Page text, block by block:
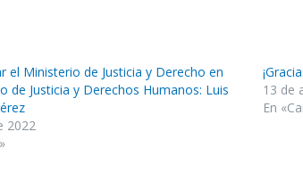
el Ministerio de Justicia y Derecho en
de Justicia y Derechos Humanos: Luis
2022
13 de
En